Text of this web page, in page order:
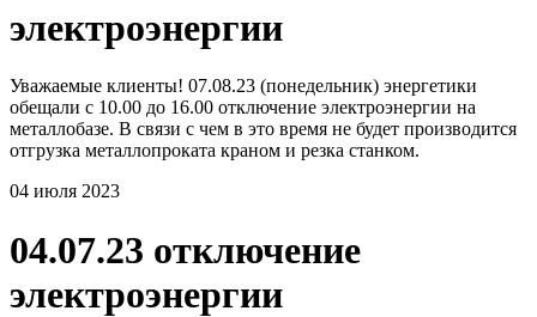
электроэнергии
Уважаемые клиенты! 07.08.23 (понедельник) энергетики
обещали с 10.00 до 16.00 отключение электроэнергии на
металлобазе. В связи с чем в это время не будет производится
отгрузка металлопроката краном и резка станком.
04 июля 2023
04.07.23 отключение
электроэнергии